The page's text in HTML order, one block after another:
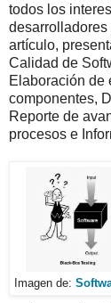
todos los
artículo,
Calidad de
Elaboración de
componentes,
Reporte de
procesos e
Imagen de: